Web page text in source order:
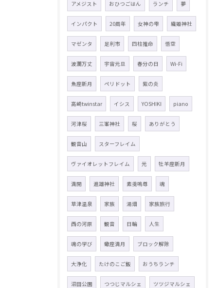
アメジスト おひつごはん ランチ 夢
インパクト 20周年 女神の雫 織姫神社
マゼンタ 足利市 四柱推命 悟空
波瀾万丈 宇宙元旦 春分の日 Wi-Fi
魚座新月 ペリドット 紫の炎
高崎twinstar イシス YOSHIKI piano
河津桜 三峯神社 桜 ありがとう
観音山 スターフレイム
ヴァイオレットフレイム 光 牡羊座新月
満開 進雄神社 素戔嗚尊 魂
草津温泉 家族 湯畑 家族旅行
西の河原 観音 日輪 人生
魂の学び 蠍座満月 ブロック解除
大浄化 たけのこご飯 おうちランチ
沼田公園 つつじマルシェ ツツジマルシェ